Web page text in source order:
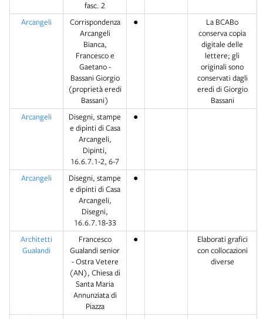
fasc. 2
Arcangeli
Corrispondenza
Arcangeli
Bianca,
Francesco e
Gaetano -
Bassani Giorgio
(proprietà eredi
Bassani)
●
La BCABo
conserva copia
digitale delle
lettere; gli
originali sono
conservati dagli
eredi di Giorgio
Bassani
Arcangeli
Disegni, stampe
e dipinti di Casa
Arcangeli,
Dipinti,
16.6.7.1-2, 6-7
●
Arcangeli
Disegni, stampe
e dipinti di Casa
Arcangeli,
Disegni,
16.6.7.18-33
●
Architetti
Gualandi
Francesco
Gualandi senior
- Ostra Vetere
(AN), Chiesa di
Santa Maria
Annunziata di
Piazza
●
Elaborati grafici
con collocazioni
diverse